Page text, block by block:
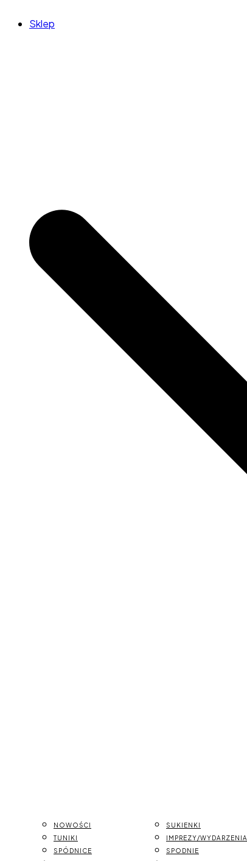
Sklep
NOWOŚCI
SUKIENKI
TUNIKI
IMPREZY/WYDARZENIA
SPÓDNICE
SPODNIE